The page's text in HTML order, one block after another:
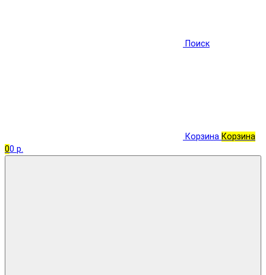
Поиск
Корзина Корзина
00 р.